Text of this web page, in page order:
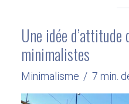
Une idée
minimalistes
Minimalisme 7 min.